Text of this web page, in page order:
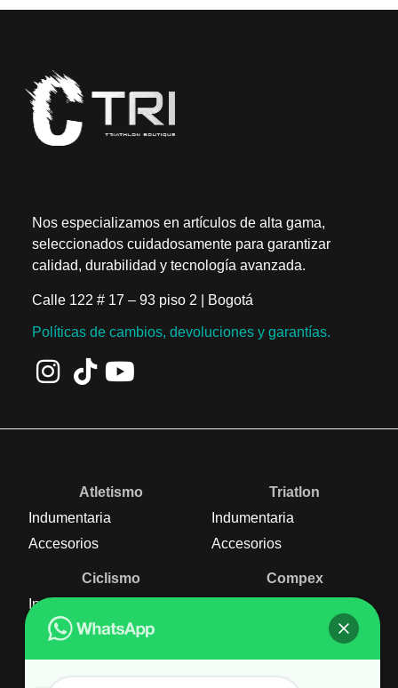
Atletismo
Indumentaria
Accesorios
Ciclismo
Indumentaria
Accesorios
Triatlon
Indumentaria
Accesorios
Compex
Nos especializamos en artículos de alta gama,
seleccionados cuidadosamente para garantizar
calidad, durabilidad y tecnología avanzada.
Calle 122 # 17 – 93 piso 2 | Bogotá
Políticas de cambios, devoluciones y garantías.